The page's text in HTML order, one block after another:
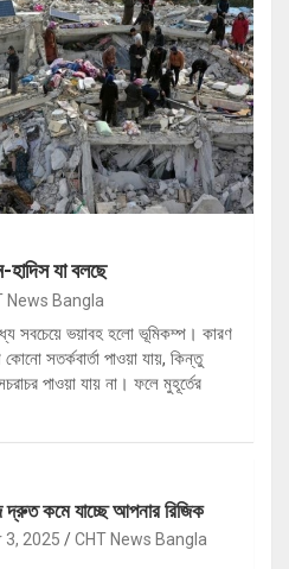
যা বলছে
News Bangla
সবচেয়ে ভয়াবহ হলো ভূমিকম্প। কারণ
সতর্কবার্তা পাওয়া যায়, কিন্তু
পাওয়া যায় না। ফলে মুহূর্তের
দ্রুত কমে যাচ্ছে আপনার রিজিক
3, 2025 CHT News Bangla